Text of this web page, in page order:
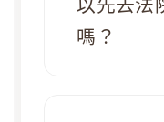
以先去法
嗎？